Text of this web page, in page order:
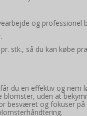
og professionel
stk., så du kan købe
du en effektiv og nem
blomster, uden at
besværet og fokuser på